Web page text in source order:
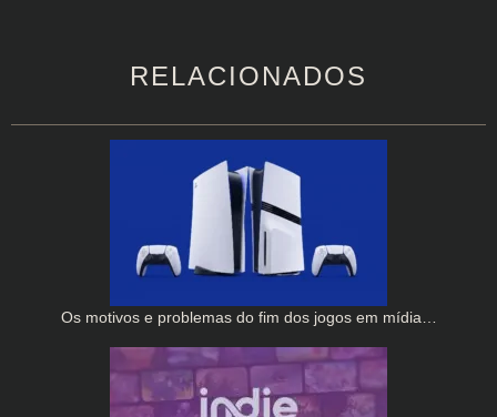
RELACIONADOS
Os motivos e problemas do fim dos jogos em mídia…